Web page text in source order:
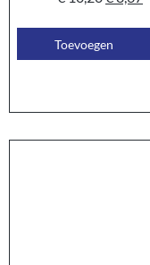
Toevoegen